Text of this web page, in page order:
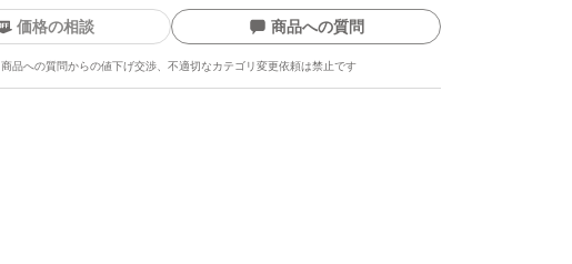
価格の相談 商品への質問
商品への質問からの値下げ交渉、不適切なカテゴリ変更依頼は禁止です